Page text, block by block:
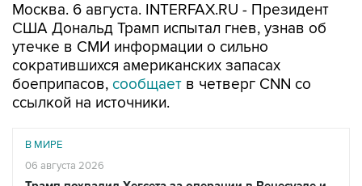
Москва. 6 августа. INTERFAX.RU - Президент
США Дональд Трамп испытал гнев, узнав об
утечке в СМИ информации о сильно
сократившихся американских запасах
боеприпасов, сообщает в четверг CNN со
ссылкой на источники.
В МИРЕ
06 августа 2026